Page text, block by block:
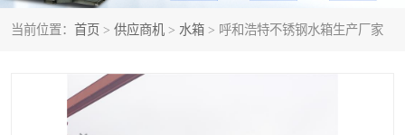
当前位置： 首页 > 供应商机 > 水箱 > 呼和浩特不锈钢水箱生产厂家
板式换热器